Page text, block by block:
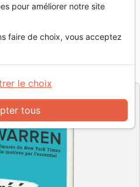
le rêve de Dieu pour
pour améliorer notre site
faire de choix, vous acceptez
tous
le choix